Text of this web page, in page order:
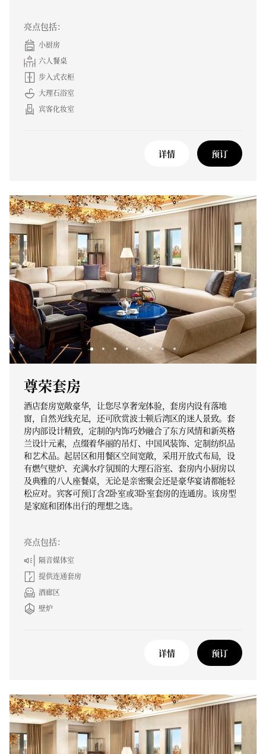
亮点包括：
小厨房
六人餐桌
步入式衣柜
大理石浴室
宾客化妆室
详情 预订
尊荣套房
酒店套房宽敞豪华，让您尽享奢宠体验，套房内设有落地
窗，自然光线充足，还可欣赏波士顿后湾区的迷人景致。套
房内部设计精致，定制的内饰巧妙融合了东方风情和新英格
兰设计元素，点缀着华丽的吊灯、中国风装饰、定制纺织品
和艺术品。起居区和用餐区空间宽敞，采用开放式布局，设
有燃气壁炉、充满水疗氛围的大理石浴室、套房内小厨房以
及典雅的八人座餐桌，无论是亲密聚会还是豪华宴请都能轻
松应对。宾客可预订含2卧室或3卧室套房的连通房。该房型
是家庭和团体出行的理想之选。
亮点包括：
隔音媒体室
提供连通套房
酒廊区
壁炉
详情 预订